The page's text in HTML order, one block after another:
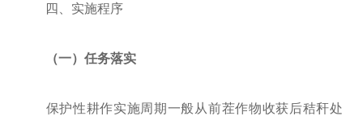
四、实施程序
（一）任务落实
保护性耕作实施周期一般从前茬作物收获后秸秆处